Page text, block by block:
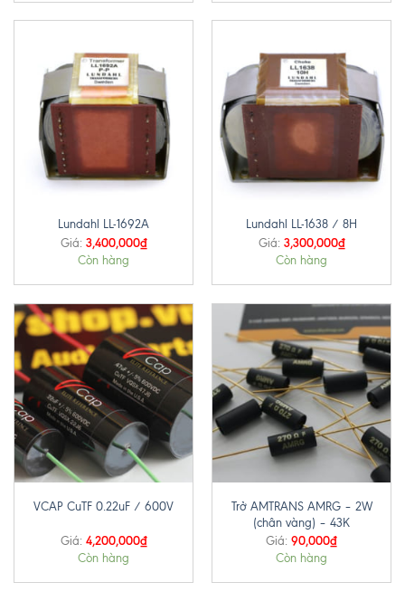
Lundahl LL-1692A
Giá: 3,400,000₫
Còn hàng
Lundahl LL-1638 / 8H
Giá: 3,300,000₫
Còn hàng
VCAP CuTF 0.22uF / 600V
Giá: 4,200,000₫
Còn hàng
Trở AMTRANS AMRG – 2W
(chân vàng) – 43K
Giá: 90,000₫
Còn hàng